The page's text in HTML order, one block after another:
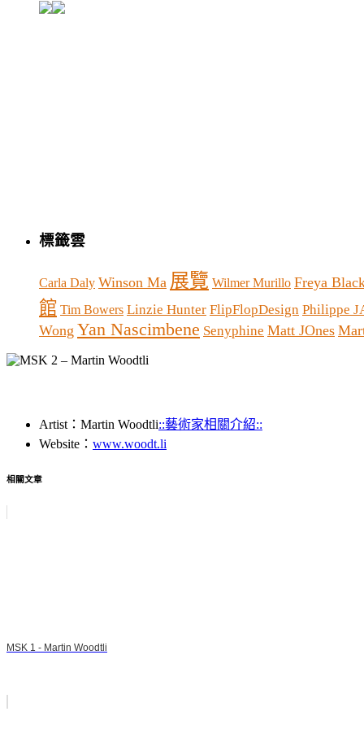
標籤雲
Carla Daly Winson Ma 展覽 Wilmer Murillo Freya
館 Tim Bowers Linzie Hunter FlipFlopDesign Philippe
Wong Yan Nascimbene Senyphine Matt JOnes
Artist：Martin Woodtli::藝術家相關介紹::
Website： www.woodt.li
相關文章
MSK 1 - Martin Woodtli